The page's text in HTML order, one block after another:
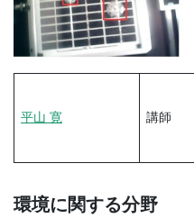
平山 寛 講師
環境に関する分野